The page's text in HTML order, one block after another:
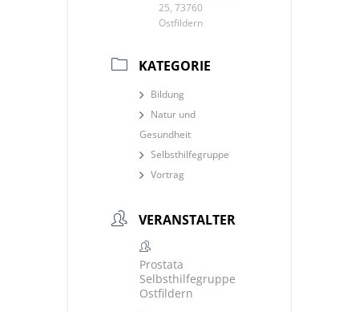
25, 73760
Ostfildern
KATEGORIE
Bildung
Natur und
Gesundheit
Selbsthilfegruppe
Vortrag
VERANSTALTER
Prostata
Selbsthilfegruppe
Ostfildern